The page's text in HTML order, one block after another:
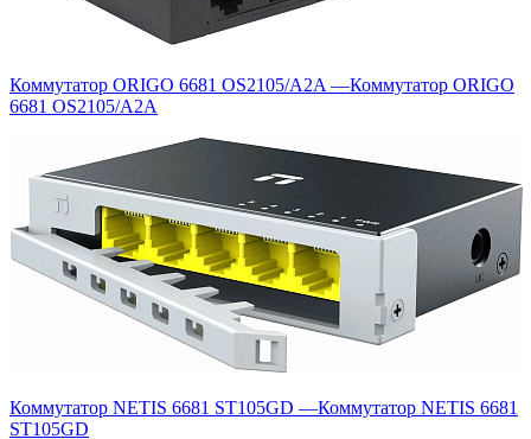
Коммутатор ORIGO 6681 OS2105/A2A—Коммутатор ORIGO
6681 OS2105/A2A
Коммутатор NETIS 6681 ST105GD —Коммутатор NETIS 6681
ST105GD